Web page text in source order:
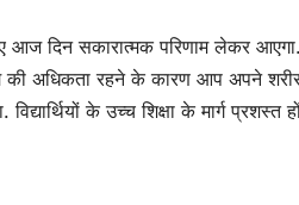
आज दिन सकारात्मक परिणाम लेकर
अधिकता रहने के कारण आप अपने
के उच्च शिक्षा के मार्ग प्रशस्त